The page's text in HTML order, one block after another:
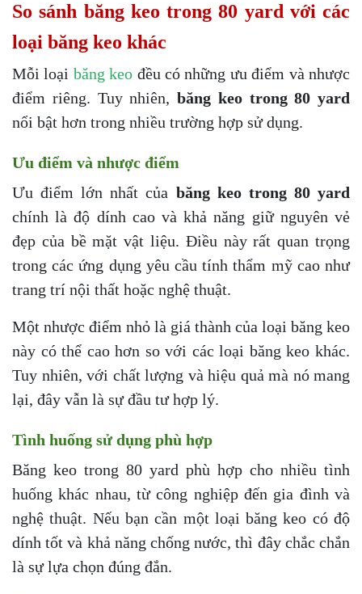
So sánh băng keo trong 80 yard với các
loại băng keo khác
Mỗi loại băng keo đều có những ưu điểm và nhược
điểm riêng. Tuy nhiên, băng keo trong 80 yard
nổi bật hơn trong nhiều trường hợp sử dụng.
Ưu điểm và nhược điểm
Ưu điểm lớn nhất của băng keo trong 80 yard
chính là độ dính cao và khả năng giữ nguyên vẻ
đẹp của bề mặt vật liệu. Điều này rất quan trọng
trong các ứng dụng yêu cầu tính thẩm mỹ cao như
trang trí nội thất hoặc nghệ thuật.
Một nhược điểm nhỏ là giá thành của loại băng keo
này có thể cao hơn so với các loại băng keo khác.
Tuy nhiên, với chất lượng và hiệu quả mà nó mang
lại, đây vẫn là sự đầu tư hợp lý.
Tình huống sử dụng phù hợp
Băng keo trong 80 yard phù hợp cho nhiều tình
huống khác nhau, từ công nghiệp đến gia đình và
nghệ thuật. Nếu bạn cần một loại băng keo có độ
dính tốt và khả năng chống nước, thì đây chắc chắn
là sự lựa chọn đúng đắn.